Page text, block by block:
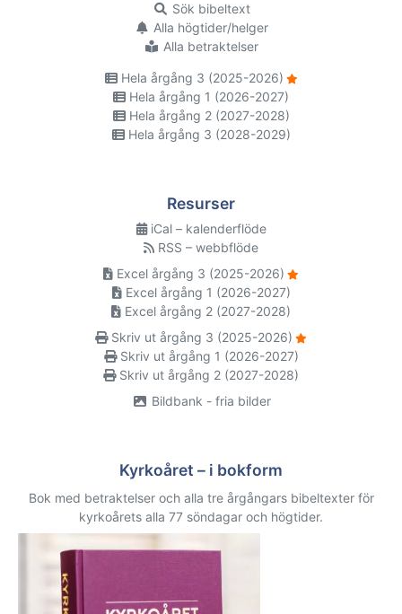
Sök bibeltext
Alla högtider/helger
Alla betraktelser
Hela årgång 3 (2025-2026)
Hela årgång 1 (2026-2027)
Hela årgång 2 (2027-2028)
Hela årgång 3 (2028-2029)
Resurser
iCal – kalenderflöde
RSS – webbflöde
Excel årgång 3 (2025-2026)
Excel årgång 1 (2026-2027)
Excel årgång 2 (2027-2028)
Skriv ut årgång 3 (2025-2026)
Skriv ut årgång 1 (2026-2027)
Skriv ut årgång 2 (2027-2028)
Bildbank - fria bilder
Kyrkoåret – i bokform
Bok med betraktelser och alla tre årgångars bibeltexter för
kyrkoårets alla 77 söndagar och högtider.